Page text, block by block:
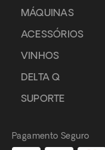
MÁQUINAS
ACESSÓRIOS
VINHOS
DELTA Q
SUPORTE
Pagamento Seguro